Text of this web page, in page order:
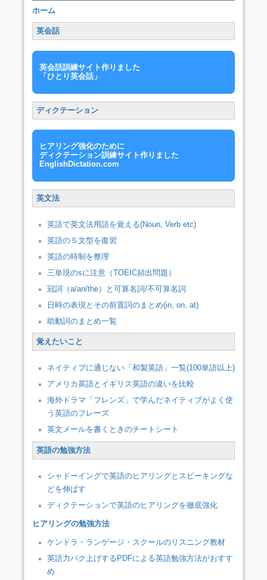
ホーム
英会話
英会話訓練サイト作りました
「ひとり英会話」
ディクテーション
ヒアリング強化のために
ディクテーション訓練サイト作りました
EnglishDictation.com
英文法
英語で英文法用語を覚える(Noun, Verb etc)
英語の５文型を復習
英語の時制を整理
三単現のsに注意（TOEIC頻出問題）
冠詞（a/an/the）と可算名詞/不可算名詞
日時の表現とその前置詞のまとめ(in, on, at)
助動詞のまとめ一覧
覚えたいこと
ネイティブに通じない「和製英語」一覧(100単語以上)
アメリカ英語とイギリス英語の違いを比較
海外ドラマ「フレンズ」で学んだネイティブがよく使
う英語のフレーズ
英文メールを書くときのチートシート
英語の勉強方法
シャドーイングで英語のヒアリングとスピーキングな
どを伸ばす
ディクテーションで英語のヒアリングを徹底強化
ヒアリングの勉強方法
ケンドラ・ランゲージ・スクールのリスニング教材
英語力バク上げするPDFによる英語勉強方法がおすす
め